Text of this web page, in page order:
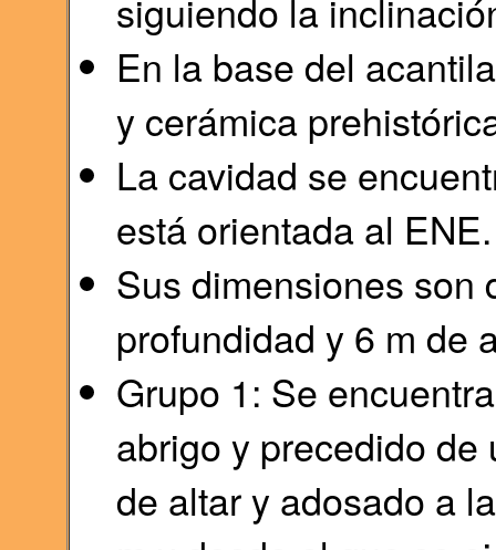
siguiendo la
En la base del
y cerámica
La cavidad se
está orientada al ENE.
Sus dimensiones son
profundidad y 6 m de
Grupo 1: Se
abrigo y precedido de
de altar y adosado a